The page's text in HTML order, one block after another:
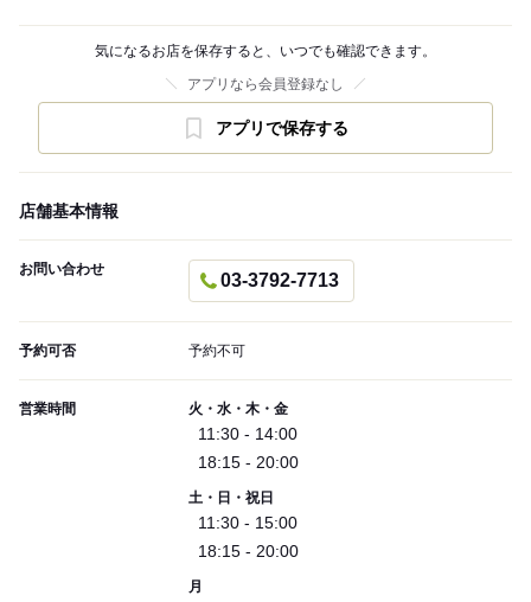
気になるお店を保存すると、いつでも確認できます。
アプリなら会員登録なし
アプリで保存する
店舗基本情報
お問い合わせ
03-3792-7713
予約可否 予約不可
営業時間 火・水・木・金
11:30 - 14:00
18:15 - 20:00
土・日・祝日
11:30 - 15:00
18:15 - 20:00
月